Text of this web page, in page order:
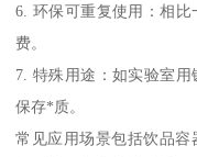
6. 环保可重复使用：相
费。
7. 特殊用途：如实验室
保存*质。
常见应用场景包括饮品